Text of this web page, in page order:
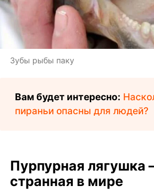
Зубы рыбы паку
Вам будет интересно:
пираньи опасны для людей?
Пурпурная лягушка
странная в мире